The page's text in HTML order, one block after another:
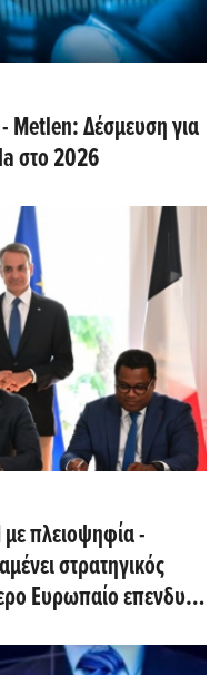
Metlen: Δέσμευση για
στο 2026
πλειοψηφία -
στρατηγικός
Ευρωπαίο επενδυτή